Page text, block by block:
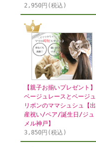
2,950円(税込)
【親子お揃いプレゼント】
ベージュレースとベージュ
リボンのママシュシュ【出
産祝い/ペア/誕生日/ジュ
メル神戸】
3,850円(税込)